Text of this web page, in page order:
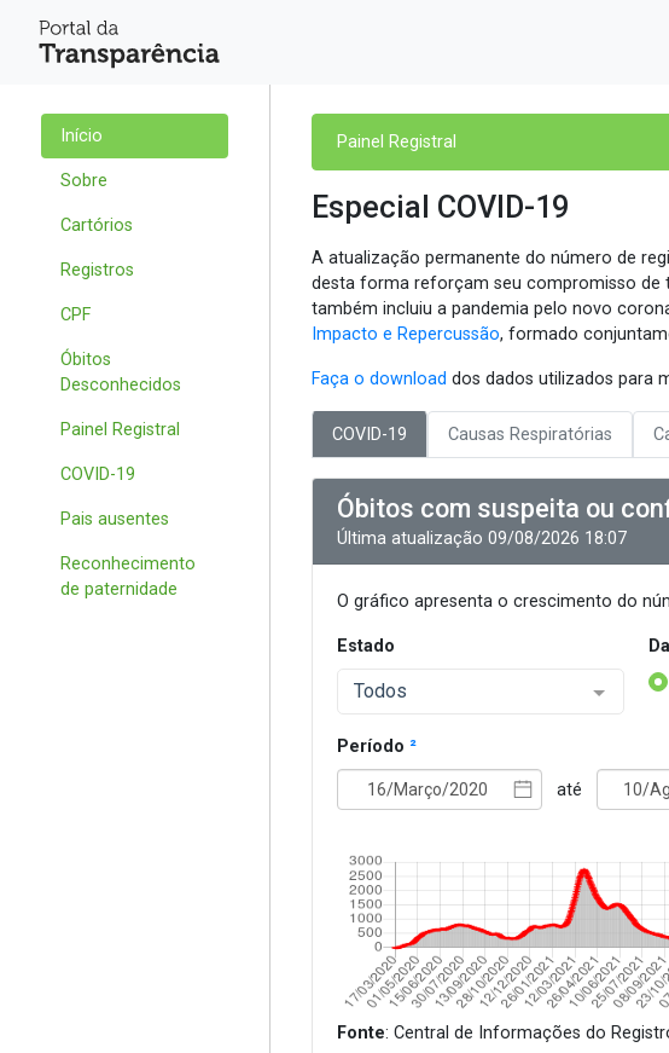
Início
Sobre
Cartórios
Registros
CPF
Óbitos
Desconhecidos
Painel Registral
COVID-19
Pais ausentes
Reconhecimento
de paternidade
Painel Registral
Especial COVID-19
A atualização permanente do número de
desta forma reforçam seu compromisso de
também incluiu a pandemia pelo novo
Impacto e Repercussão, formado
Faça o download dos dados utilizados para
COVID-19 Causas Respiratórias
Óbitos com suspeita ou
Última atualização 09/08/2026 18:07
O gráfico apresenta o crescimento do
Estado
Todos
Período ²
até
Fonte: Central de Informações do